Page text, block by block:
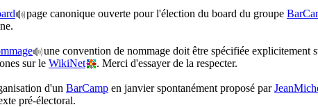
page canonique ouverte pour l'élection du board du groupe
une convention de nommage doit être spécifiée explicitement
sur le WikiNet . Merci d'essayer de la respecter.
d'un BarCamp en janvier spontanément proposé par
pré-électoral.